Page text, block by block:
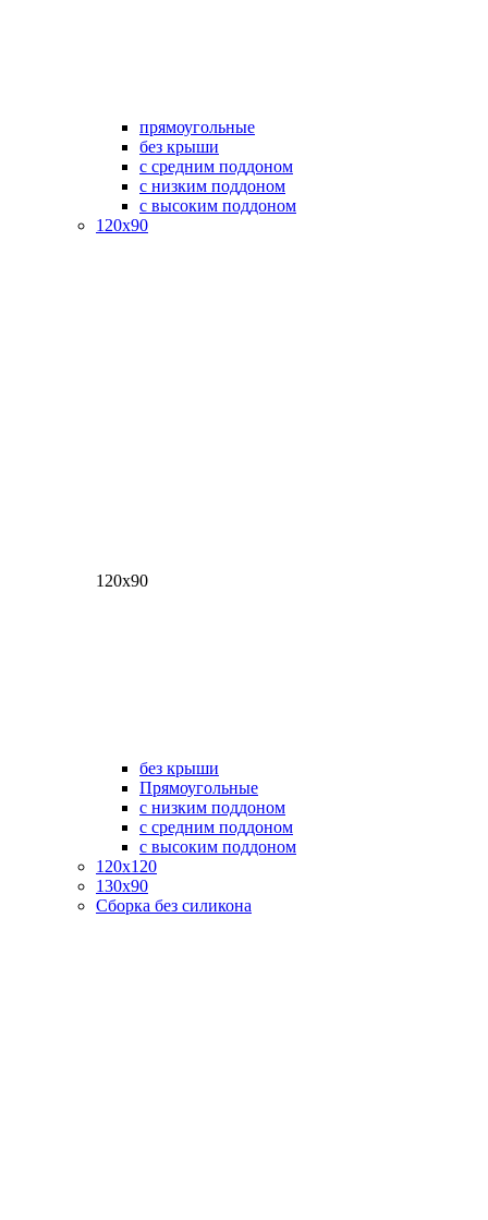
прямоугольные
без крыши
с средним поддоном
с низким поддоном
с высоким поддоном
120х90
120х90
без крыши
Прямоугольные
с низким поддоном
с средним поддоном
с высоким поддоном
120х120
130х90
Сборка без силикона